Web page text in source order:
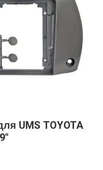
UMS TOYOTA